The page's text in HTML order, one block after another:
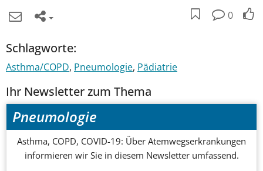
0
Schlagworte:
Asthma/COPD Pneumologie Pädiatrie
Ihr Newsletter zum Thema
Pneumologie
Asthma, COPD, COVID-19: Über Atemwegserkrankungen
informieren wir Sie in diesem Newsletter umfassend.